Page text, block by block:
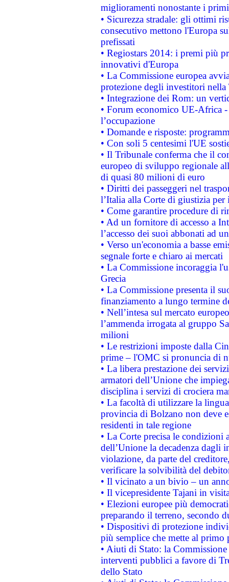
miglioramenti nonostante i
• Sicurezza stradale: gli ottimi
consecutivo mettono l'Europa
prefissati
• Regiostars 2014: i premi più
innovativi d'Europa
• La Commissione europea
protezione degli investitori
• Integrazione dei Rom: un
• Forum economico UE-Africa -
l’occupazione
• Domande e risposte:
• Con soli 5 centesimi l'UE
• Il Tribunale conferma che il
europeo di sviluppo regionale
di quasi 80 milioni di euro
• Diritti dei passeggeri nel
l’Italia alla Corte di giustizia
• Come garantire procedure di
• Ad un fornitore di accesso a
l’accesso dei suoi abbonati ad
• Verso un'economia a basse
segnale forte e chiaro ai mercati
• La Commissione incoraggia
Grecia
• La Commissione presenta il
finanziamento a lungo termine
• Nell’intesa sul mercato
l’ammenda irrogata al gruppo
milioni
• Le restrizioni imposte dalla
prime – l'OMC si pronuncia di
• La libera prestazione dei
armatori dell’Unione che
disciplina i servizi di crociera
• La facoltà di utilizzare la
provincia di Bolzano non deve
residenti in tale regione
• La Corte precisa le
dell’Unione la decadenza dagli
violazione, da parte del
verificare la solvibilità del
• Il vicinato a un bivio – un
• Il vicepresidente Tajani in
• Elezioni europee più
preparando il terreno, secondo
• Dispositivi di protezione
più semplice che mette al primo
• Aiuti di Stato: la
interventi pubblici a favore di
dello Stato